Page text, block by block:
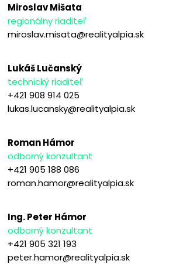
Miroslav Mišata
regionálny riaditeľ
miroslav.misata@realityalpia.sk
Lukáš Lučanský
technický riaditeľ
+421 908 914 025
lukas.lucansky@realityalpia.sk
Roman Hámor
odborný konzultant
+421 905 188 086
roman.hamor@realityalpia.sk
Ing. Peter Hámor
odborný konzultant
+421 905 321 193
peter.hamor@realityalpia.sk